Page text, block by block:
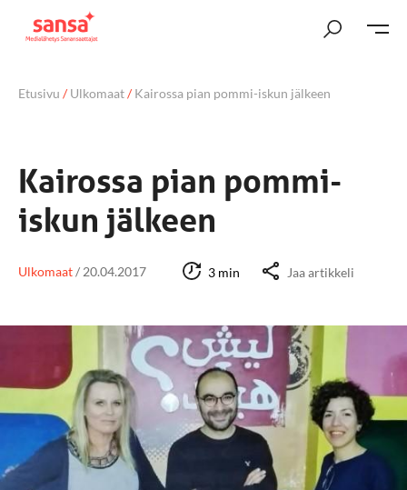
Etusivu /Ulkomaat/Kairossa pian pommi-iskun jälkeen
Kairossa pian pommi-
iskun jälkeen
Ulkomaat/ 20.04.2017 3 min Jaa artikkeli